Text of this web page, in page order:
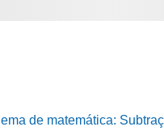
de matemática: